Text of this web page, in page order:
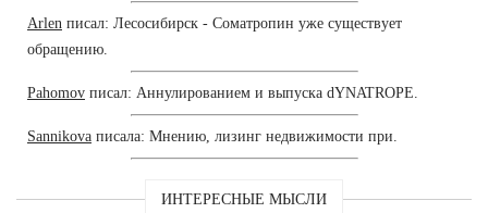
Arlen писал: Лесосибирск - Cоматропин уже существует
обращению.
Pahomov писал: Аннулированием и выпуска dYNATROPE.
Sannikova писала: Мнению, лизинг недвижимости при.
ИНТЕРЕСНЫЕ МЫСЛИ